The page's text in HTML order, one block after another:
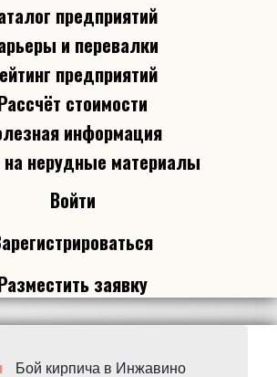
предприятий
и перевалки
предприятий
стоимости
информация
на нерудные материалы
Войти
заявку
Бой кирпича в Инжавино